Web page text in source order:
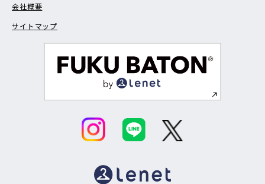
会社概要
サイトマップ